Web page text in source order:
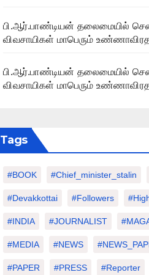
பி.ஆர்.பாண்டியன் தலைமையில்
விவசாயிகள் மாபெரும்
பி.ஆர்.பாண்டியன் தலைமையில்
விவசாயிகள் மாபெரும்
Tags
#BOOK #chief_minister_stalin
#devakkottai #followers
#INDIA #JOURNALIST
#MEDIA #NEWS
#PAPER #PRESS #Reporter